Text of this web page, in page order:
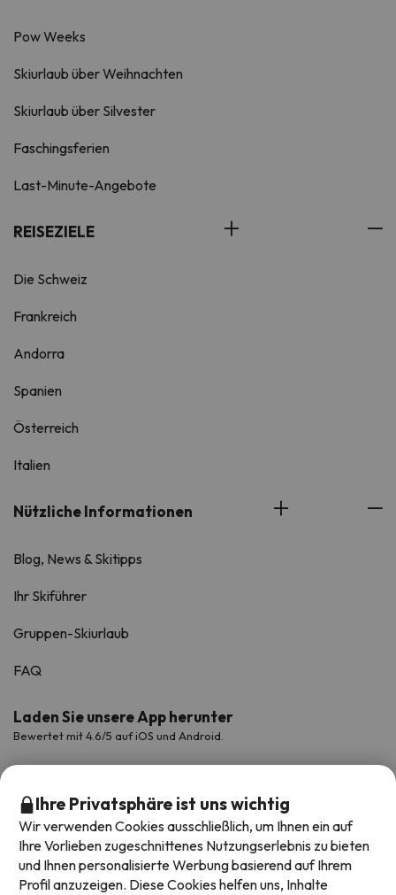
Pow Weeks
Skiurlaub über Weihnachten
Skiurlaub über Silvester
Faschingsferien
Last-Minute-Angebote
REISEZIELE
Die Schweiz
Frankreich
Andorra
Spanien
Österreich
Italien
Nützliche Informationen
Blog, News & Skitipps
Ihr Skiführer
Gruppen-Skiurlaub
FAQ
Laden Sie unsere App herunter
Bewertet mit 4.6/5 auf iOS und Android.
Ihre Privatsphäre ist uns wichtig
Wir verwenden Cookies ausschließlich, um Ihnen ein auf
Ihre Vorlieben zugeschnittenes Nutzungserlebnis zu bieten
und Ihnen personalisierte Werbung basierend auf Ihrem
Profil anzuzeigen. Diese Cookies helfen uns, Inhalte